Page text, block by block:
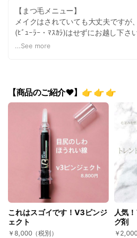
い致します。 ご連
時間に
当日無
れます
され
施術
せて頂
ご理
い申し上げ
店、
・天災や交通機関による事情、当店
合は、ｷｬﾝｾﾙ料は発生しません。ま
になります。
<体調管理について>
体調が完全に回復するまで予約はで
ださい。
また、来店時マスク着用をお願いし
いただけない場合は施術できません
【まつ毛メニュー】
メイクはされていても大丈夫ですが
(ﾋﾞｭｰﾗｰ・ﾏｽｶﾗ)はせずにお越し下さい
【フェイシャルメニュー】
メイクはせずにお越し下さい。ご来
落とされる方は、その時間分早めに
※HIFU 当てはまる方は施術を受け
１．HIFUは、高エネルギーの超音波
下組織にピンポイントで集めるト
波が収束された部分が高温になり
をほとんど与えずに、照射された
てていきます。
２．以下に該当する方は、HIFUトリ
...See more
【商品のご紹介❤️】👉 👉 👉
これはスゴイです！V3ピンジ
ェクト
￥8,000（税別）
人気
グ剤
￥